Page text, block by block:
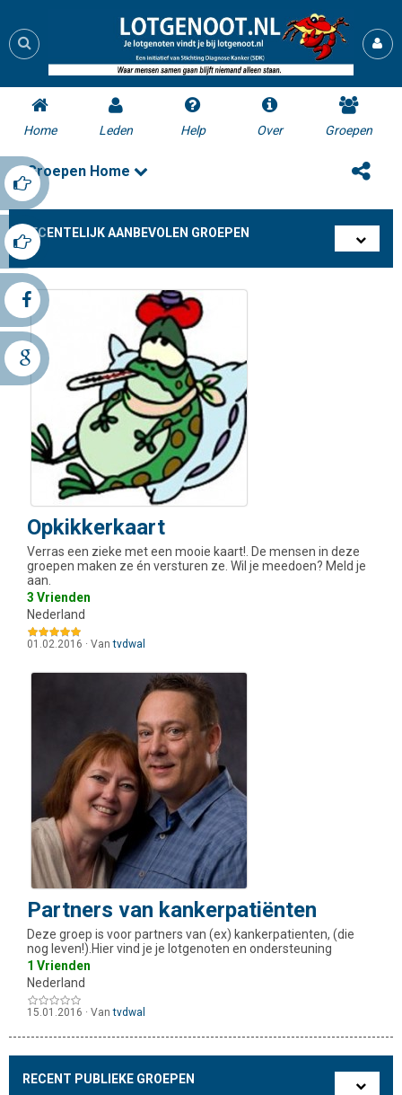
Home Leden Help Over Groepen
Groepen Home
RECENTELIJK AANBEVOLEN GROEPEN
Opkikkerkaart
Verras een zieke met een mooie kaart!. De mensen in deze
groepen maken ze én versturen ze. Wil je meedoen? Meld je
aan.
3 Vrienden
Nederland
01.02.2016 · Vantvdwal
Partners van kankerpatiënten
Deze groep is voor partners van (ex) kankerpatienten, (die
nog leven!).Hier vind je je lotgenoten en ondersteuning
1 Vrienden
Nederland
15.01.2016 · Vantvdwal
RECENT PUBLIEKE GROEPEN